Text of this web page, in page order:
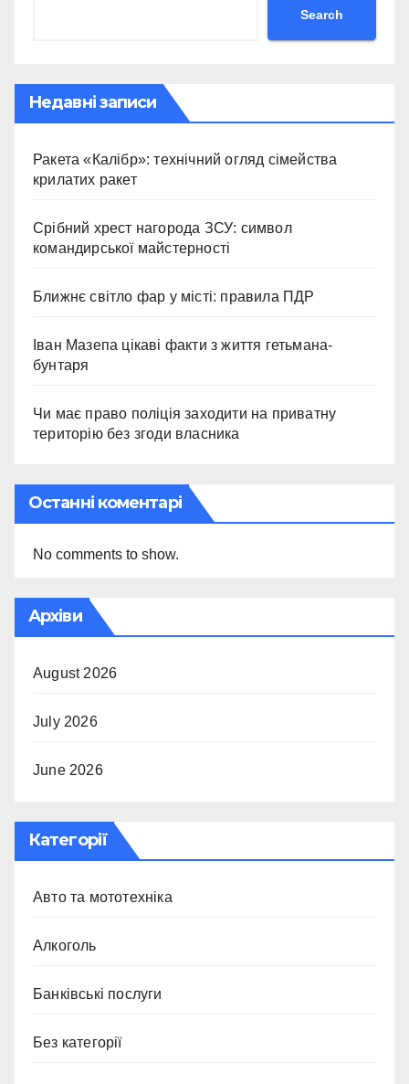
Search
Недавні записи
Ракета «Калібр»: технічний огляд сімейства
крилатих ракет
Срібний хрест нагорода ЗСУ: символ
командирської майстерності
Ближнє світло фар у місті: правила ПДР
Іван Мазепа цікаві факти з життя гетьмана-
бунтаря
Чи має право поліція заходити на приватну
територію без згоди власника
Останні коментарі
No comments to show.
Архіви
August 2026
July 2026
June 2026
Категорії
Авто та мототехніка
Алкоголь
Банківські послуги
Без категорії